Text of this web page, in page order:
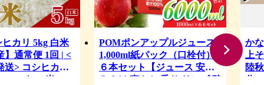
カリ 5kg 白米
】通常便 1回 | <
送> コシヒカリ
5キロ 米 こ
POMポンアップルジュース
1,000ml紙パック（口栓付）
６本セット【ジュース 安全
ＰＯＭ 爽やか 香り リンゴ 酸
か
上
陸
分